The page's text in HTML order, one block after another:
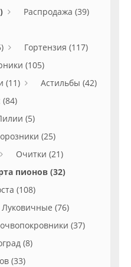
Распродажа (39)
Гортензия (117)
(105)
(11)
Астильбы (42)
(5)
(25)
Очитки (21)
пионов (32)
(108)
Луковичные (76)
(37)
(8)
(33)